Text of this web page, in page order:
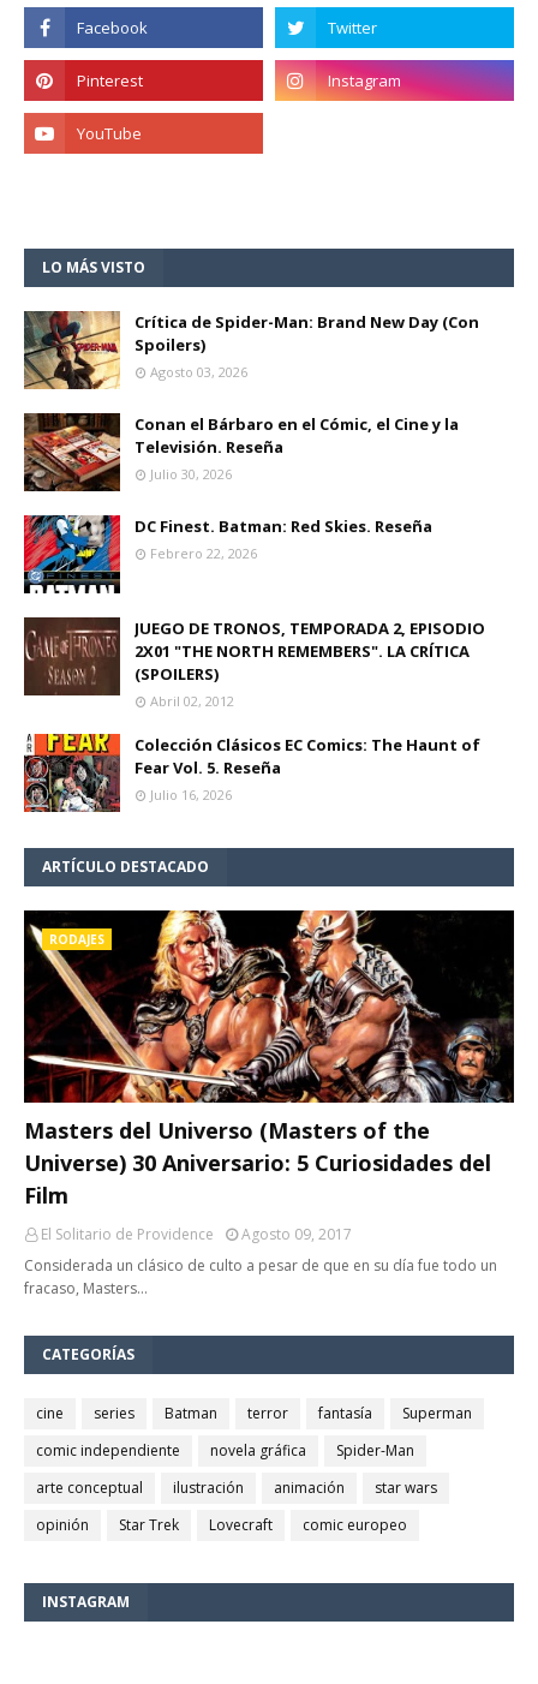
LO MÁS VISTO
Crítica de Spider-Man: Brand New Day (Con
Spoilers)
Agosto 03, 2026
Conan el Bárbaro en el Cómic, el Cine y la
Televisión. Reseña
Julio 30, 2026
DC Finest. Batman: Red Skies. Reseña
Febrero 22, 2026
JUEGO DE TRONOS, TEMPORADA 2, EPISODIO
2X01 "THE NORTH REMEMBERS". LA CRÍTICA
(SPOILERS)
Abril 02, 2012
Colección Clásicos EC Comics: The Haunt of
Fear Vol. 5. Reseña
Julio 16, 2026
ARTÍCULO DESTACADO
RODAJES
Masters del Universo (Masters of the
Universe) 30 Aniversario: 5 Curiosidades del
Film
El Solitario de Providence
Agosto 09, 2017
Considerada un clásico de culto a pesar de que en su día fue todo un
fracaso, Masters…
CATEGORÍAS
cine series Batman terror fantasía
Superman
comic independiente
novela gráfica
Spider-Man
arte conceptual
ilustración animación
star wars
opinión
Star Trek Lovecraft comic europeo
INSTAGRAM